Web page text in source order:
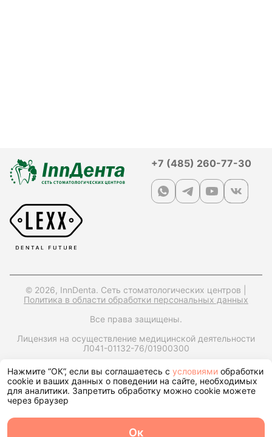
+7 (485) 260-77-30
© 2026, InnDenta. Сеть стоматологических центров |
Политика в области обработки персональных данных
Все права защищены.
Лицензия на осуществление медицинской деятельности
Л041-01132-76/01900300
ИНН: 7604397560, ОРГН: 1247600006170, Юр. адрес:
150049, Ярославская обл., г. Ярославль, ул. Городской Вал,
д15, корп. 1, помещ. 25
Запрос справки на налоговый вычет
Нажмите “ОК”, если вы соглашаетесь с условиями обработки
cookie и ваших данных о поведении на сайте, необходимых
для аналитики. Запретить обработку можно cookie можете
через браузер
Ок